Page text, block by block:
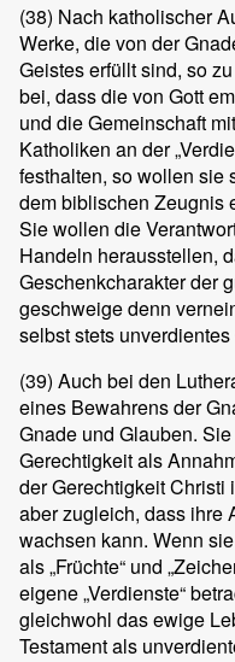
(38) Nach katholischer
Werke, die von der
Geistes erfüllt sind, so
bei, dass die von Gott
und die Gemeinschaft
Katholiken an der
festhalten, so wollen sie
dem biblischen Zeugnis
Sie wollen die
Handeln herausstellen,
Geschenkcharakter der
geschweige denn
selbst stets
(39) Auch bei den
eines Bewahrens der
Gnade und Glauben.
Gerechtigkeit als
der Gerechtigkeit Christi
aber zugleich, dass ihre
wachsen kann. Wenn
als „Früchte“ und
eigene „Verdienste“
gleichwohl das ewige
Testament als